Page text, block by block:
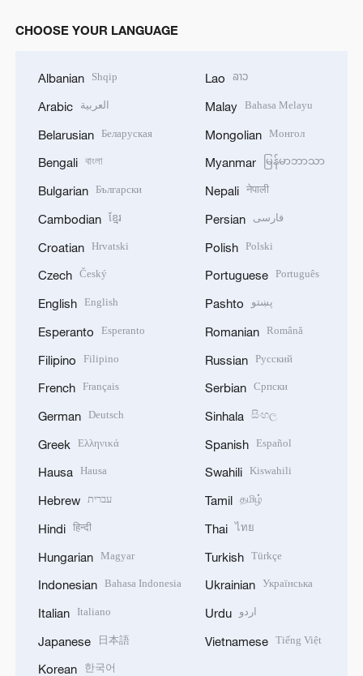
CHOOSE YOUR LANGUAGE
Albanian Shqip
Arabic العربية
Belarusian Беларуская
Bengali বাংলা
Bulgarian Български
Cambodian ខ្មែរ
Croatian Hrvatski
Czech Český
English English
Esperanto Esperanto
Filipino Filipino
French Français
German Deutsch
Greek Ελληνικά
Hausa Hausa
Hebrew עברית
Hindi हिन्दी
Hungarian Magyar
Indonesian Bahasa Indonesia
Italian Italiano
Japanese 日本語
Korean 한국어
Lao ລາວ
Malay Bahasa Melayu
Mongolian Монгол
Myanmar မြန်မာဘာသာ
Nepali नेपाली
Persian فارسی
Polish Polski
Portuguese Português
Pashto پښتو
Romanian Română
Russian Русский
Serbian Српски
Sinhala සිංහල
Spanish Español
Swahili Kiswahili
Tamil தமிழ்
Thai ไทย
Turkish Türkçe
Ukrainian Українська
Urdu اردو
Vietnamese Tiếng Việt